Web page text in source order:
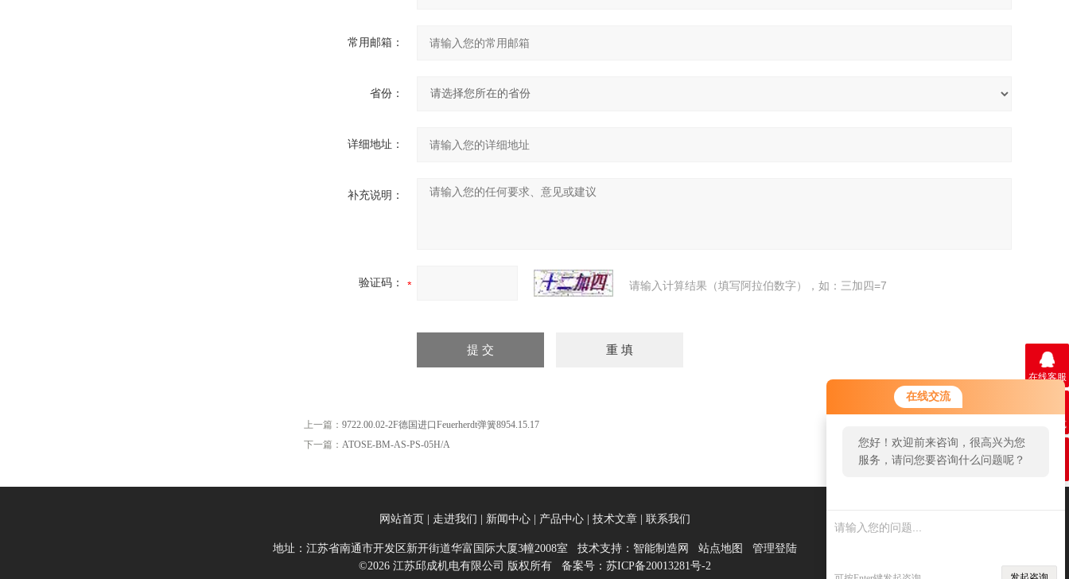
在线交流
您好！欢迎前来咨询，很高兴为您
服务，请问您要咨询什么问题呢？
常用邮箱：
省份：
详细地址：
补充说明：
验证码： 请输入计算结果（填写阿拉伯数字），如：三加四=7
上一篇： 9722.00.02-2F德国进口Feuerherdt弹簧8954.15.17
下一篇： ATOSE-BM-AS-PS-05H/A
网站首页 走进我们 新闻中心| 产品中心| 技术文章| 联系我们
地址：江苏省南通市开发区新开街道华富国际大厦3幢2008室 技术支持： 智能制造网 站点地图
管理登陆
©2026 江苏邱成机电有限公司 版权所有 备案号：苏ICP备20013281号-2
在线客服
联系方式